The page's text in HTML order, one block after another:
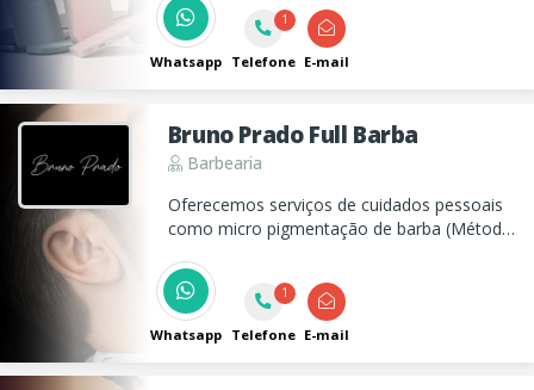
Whatsapp
1
Telefone E-mail
Bruno Prado Full Barba
Barbearia
Oferecemos serviços de cuidados pessoais
como micro pigmentação de barba (Método
resultados de qualidade e satisfação para
nossos clientes.
Whatsapp
1
Telefone E-mail